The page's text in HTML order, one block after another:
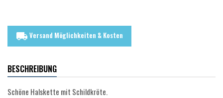
local_shipping Versand Möglichkeiten & Kosten
BESCHREIBUNG
Schöne Halskette mit Schildkröte.